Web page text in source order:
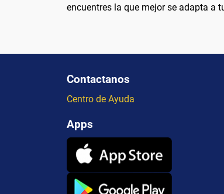
encuentres la que mejor se adapta a
Contactanos
Centro de Ayuda
Apps